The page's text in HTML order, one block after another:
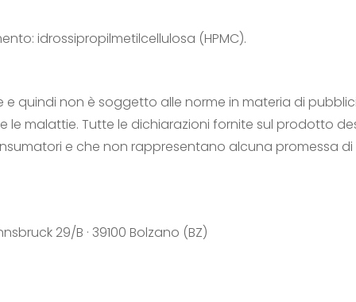
idrossipropilmetilcellulosa (HPMC).
quindi non è soggetto alle norme in materia di
le malattie. Tutte le dichiarazioni fornite sul prodotto
e che non rappresentano alcuna promessa
29/B · 39100 Bolzano (BZ)